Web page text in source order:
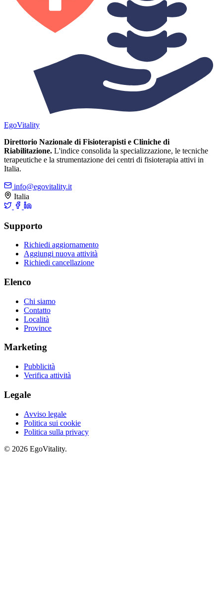
EgoVitality
Direttorio Nazionale di Fisioterapisti e Cliniche di
Riabilitazione. L'indice consolida la specializzazione, le tecniche
terapeutiche e la strumentazione dei centri di fisioterapia attivi in
Italia.
info@egovitality.it
Italia
Supporto
Richiedi aggiornamento
Aggiungi nuova attività
Richiedi cancellazione
Elenco
Chi siamo
Contatto
Località
Province
Marketing
Pubblicità
Verifica attività
Legale
Avviso legale
Politica sui cookie
Politica sulla privacy
© 2026 EgoVitality.